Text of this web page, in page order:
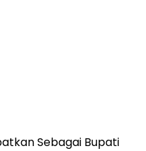
Sebagai Bupati